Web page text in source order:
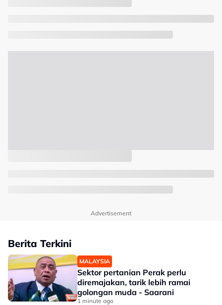
Advertisement
Berita Terkini
MALAYSIA
Sektor pertanian Perak perlu
diremajakan, tarik lebih ramai
golongan muda - Saarani
1 minute ago